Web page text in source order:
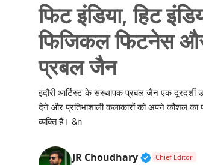
लाइफस्टाइल
फिट इंडिया, हिट
फिजिकल फिटनेस और
प्रबल जैन
इंदौरी आर्टिस्ट के संस्थापक प्रबल जैन एक
देने और प्रतिभाशाली कलाकारों को अपने कौशल
व्यक्ति हैं। &n
JR Choudhary Verified
Chief Editor